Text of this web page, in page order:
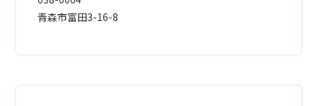
青森市富田3-16-8